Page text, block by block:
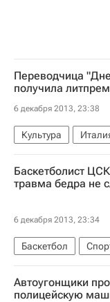
Переводчица
получила
6 декабря 2013, 23:38
Культура
Россия
Баскетболист
травма бедра не
6 декабря 2013, 23:34
Баскетбол
Евролига
Автоугонщики
полицейскую